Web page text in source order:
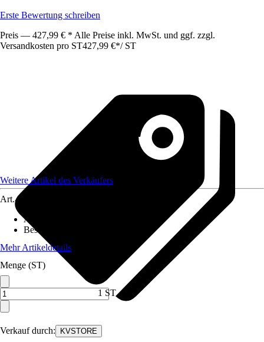
Erste Bewertung schreiben
Preis — 427,99 € * Alle Preise inkl. MwSt. und ggf. zzgl.
Versandkosten pro ST427,99 €*/ ST
Verkauf durch: KVSTORE
Weitere Artikel des Verkäufers
Art.-Nr.
Anwendungsbereich
Beschichtung
Mehr Artikeldetails
Menge (ST)
1 ST